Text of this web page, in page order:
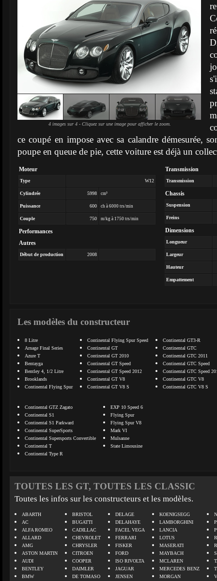
4 images sur 4 - Cliquez sur une image pour afficher le zoom.
ce coupé en impose avec sa calandre démesurée,
poupe en queue de pie, cette voiture est déjà un
Moteur
Type W12
Cylindrée 5998 cm³
Puissance 600 ch à 6000 trs/min
Couple 750 m/kg à 1750 trs/min
Performances
Autres
Début de production 2008
Transmission
Transmission
Chassis
Suspension
Freins
Dimensions
Longueur
Largeur
Hauteur
Empattement
Les modèles du constructeur
8 Litre
Arnage Final Series
Azure T
Bentayga
Bentley 4, 1/2 Litre
Brooklands
Continental Flying Spur
Continental Flying Spur Speed
Continental GT
Continental GT 2010
Continental GT Speed
Continental GT Speed 2012
Continental GT V8
Continental GT V8 S
Continental GT3-R
Continental GTC
Continental GTC 2011
Continental GTC Speed
Continental GTC Speed
Continental GTC V8
Continental GTC V8 S
Continental GTZ Zagato
Continental S1
Continental S1 Parkward
Continental SuperSports
Continental Supersports Convertible
Continental T
Continental Type R
EXP 10 Speed 6
Flying Spur
Flying Spur V8
Mark VI
Mulsanne
State Limousine
TOUTES LES GT, TOUTES LES CLASSIC
Toutes les infos sur les constructeurs et les modèles.
ABARTH
AC
ALFA ROMEO
ALLARD
AMG
ASTON MARTIN
AUDI
BENTLEY
BMW
BRISTOL
BUGATTI
CADILLAC
CHEVROLET
CHRYSLER
CITROEN
COOPER
DAIMLER
DE TOMASO
DELAGE
DELAHAYE
FACEL VEGA
FERRARI
FISKER
FORD
ISO RIVOLTA
JAGUAR
JENSEN
KOENIGSEGG
LAMBORGHINI
LANCIA
LOTUS
MASERATI
MAYBACH
MCLAREN
MERCEDES BENZ
MORGAN